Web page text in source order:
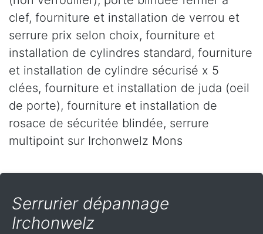
clef, fourniture et installation de verrou et
serrure prix selon choix, fourniture et
installation de cylindres standard, fourniture
et installation de cylindre sécurisé x 5
clées, fourniture et installation de juda (oeil
de porte), fourniture et installation de
rosace de sécuritée blindée, serrure
multipoint sur Irchonwelz Mons
Serrurier dépannage
Irchonwelz